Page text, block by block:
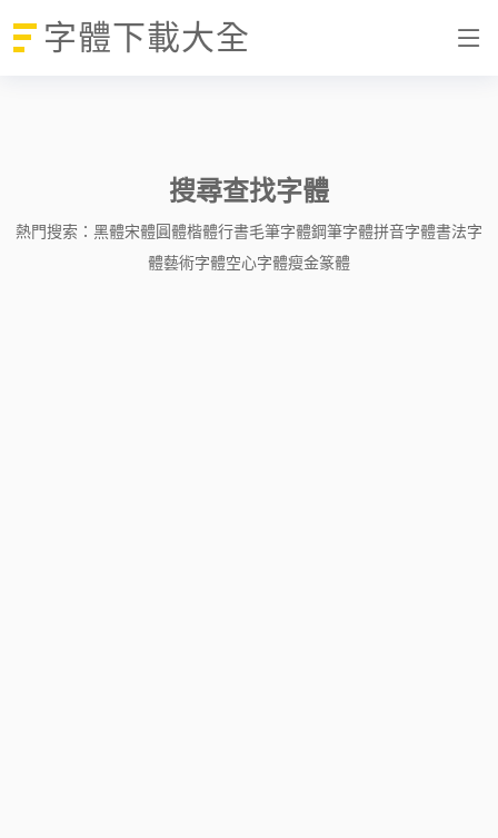
字體下載大全
搜尋查找字體
熱門搜索： 黑體宋體圓體楷體行書毛筆字體鋼筆字體拼音字體書法字
體藝術字體空心字體瘦金篆體